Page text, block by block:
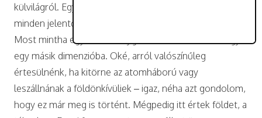
külvilágról. Egyébként szorgalmas hírfogyasztó vagyok,
minden jelentősebb portált rendszeresen olvasok.
Most mintha egy másik bolygóra kerültem volna, vagy
egy másik dimenzióba. Oké, arról valószínűleg
értesülnénk, ha kitörne az atomháború vagy
leszállnának a földönkívüliek – igaz, néha azt gondolom,
hogy ez már meg is történt. Mégpedig itt értek földet, a